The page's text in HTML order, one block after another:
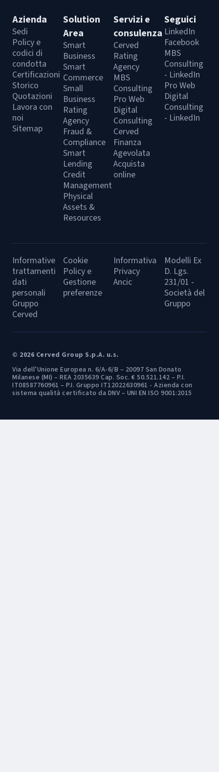
Azienda
Sedi
Policy e
codici di
condotta
Certificazioni
Storico
Quotazioni
Lavora con
noi
Sitemap
Solution
Area
Smart
Business
Smart
Commerce
Small
Business
Rating
Agency
Fraud &
Compliance
Smart
Lending
Credit
Management
Physical
Assets &
Resources
Servizi e
consulenza
Cerved
Rating
Agency
MBS
Consulting
Pro Web
Digital
Consulting
Cerved
Finanza
Agevolata
Acquista
online
Seguici
LinkedIn
Facebook
MBS
Consulting
- LinkedIn
Pro Web
Digital
Consulting
- LinkedIn
Informative
trattamenti
dati
personali
Gruppo
Cerved
Cookie
Policy e
Gestione
preferenze
Informativa
Privacy
Ancic
Modelli Ex
D. Lgs.
231/01 -
Società del
Gruppo
© 2026 Cerved Group S.p.A. u.s.
Via dell’Unione Europea n. 6/A-6/B – 20097 San Donato
Milanese (MI) – REA 2035639 Cap. Soc. € 50.521.142 – P.I.
IT08587760961 – P.I. Gruppo IT12022630961 - Azienda con
sistema qualità certificato da DNV – UNI EN ISO 9001:2015